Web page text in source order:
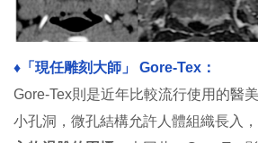
♦︎「現任雕刻大師」 Gore-Tex：
Gore-Tex則是近年比較流行使用的醫
小孔洞，微孔結構允許人體組織長入